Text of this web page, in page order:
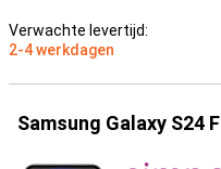
Verwachte levertijd:
2-4 werkdagen
Samsung Galaxy S24